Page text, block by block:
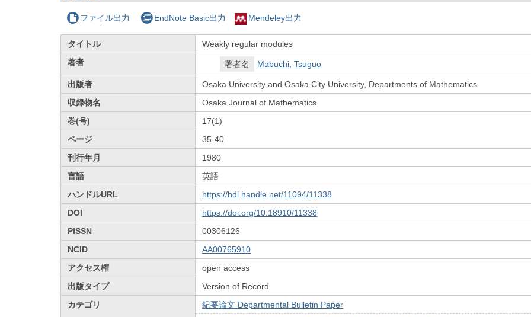
ファイル出力 EndNote Basic出力 Mendeley出力
タイトル
Weakly regular modules
著者
著者名 Mabuchi, Tsuguo
出版者
Osaka University and Osaka City University, Departments of Mathematics
収録物名
Osaka Journal of Mathematics
巻(号)
17(1)
ページ
35-40
刊行年月
1980
言語
英語
ハンドルURL
https://hdl.handle.net/11094/11338
DOI
https://doi.org/10.18910/11338
PISSN
00306126
NCID
AA00765910
アクセス権
open access
出版タイプ
Version of Record
カテゴリ
紀要論文 Departmental Bulletin Paper